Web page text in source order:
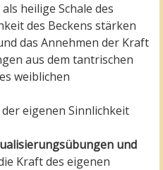
heilige Schale des
des Beckens stärken
das Annehmen der Kraft
aus dem tantrischen
weiblichen
eigenen Sinnlichkeit
und
Kraft des eigenen